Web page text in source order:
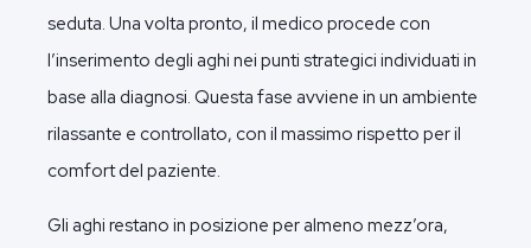
seduta. Una volta pronto, il medico procede con
l’inserimento degli aghi nei punti strategici individuati in
base alla diagnosi. Questa fase avviene in un ambiente
rilassante e controllato, con il massimo rispetto per il
comfort del paziente.
Gli aghi restano in posizione per almeno mezz’ora,